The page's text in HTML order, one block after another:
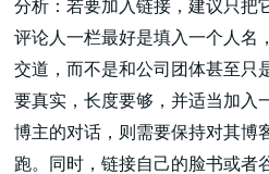
分析：若要加入链接，建议只把
评论人一栏最好是填入一个人名
交道，而不是和公司团体甚至只
要真实，长度要够，并适当加入
博主的对话，则需要保持对其博
跑。同时，链接自己的脸书或者